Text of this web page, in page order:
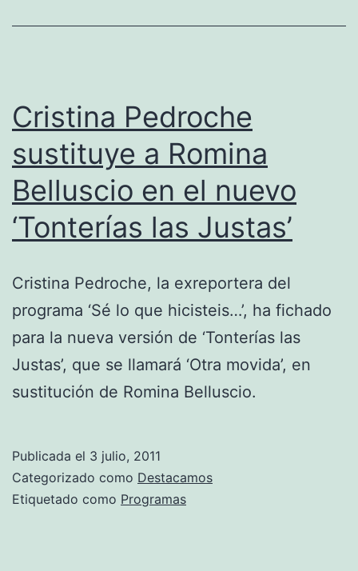
Cristina Pedroche
sustituye a Romina
Belluscio en el nuevo
‘Tonterías las Justas’
Cristina Pedroche, la exreportera del
programa ‘Sé lo que hicisteis…’, ha fichado
para la nueva versión de ‘Tonterías las
Justas’, que se llamará ‘Otra movida’, en
sustitución de Romina Belluscio.
Publicada el 3 julio, 2011
Categorizado como Destacamos
Etiquetado como Programas